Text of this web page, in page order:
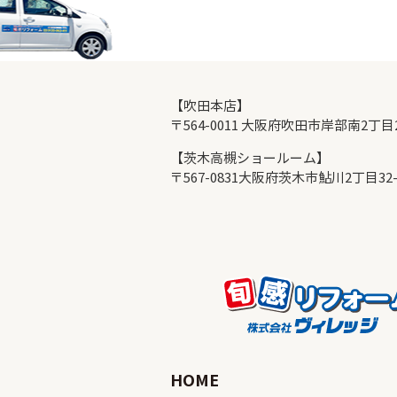
【吹田本店】
〒564-0011 大阪府吹田市岸部南2丁
【茨木高槻ショールーム】
〒567-0831大阪府茨木市鮎川2丁目
HOME